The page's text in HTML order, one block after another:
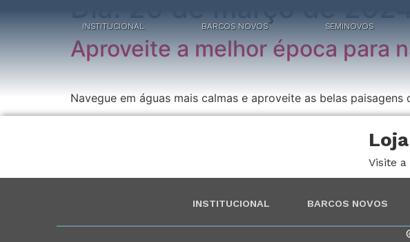
INSTITUCIONAL BARCOS NOVOS SEMINOVOS
Aproveite a melhor época para
Navegue em águas mais calmas e aproveite as belas
Visite
INSTITUCIONAL BARCOS NOVOS